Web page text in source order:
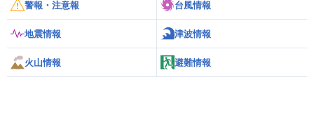
警報・注意報 台風情報
地震情報 津波情報
火山情報 避難情報